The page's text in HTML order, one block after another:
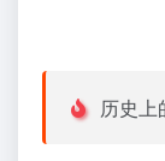
历史上